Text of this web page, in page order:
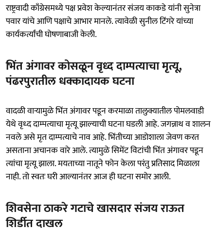
राष्ट्रवादी काँग्रेसमध्ये पक्ष प्रवेश केल्यानंतर संजय काकडे यांनी सुनेत्रा
पवार यांचे आणि पक्षाचे आभार मानले. त्यावेळी सुनील टिंगरे यांच्या
कार्यकर्त्यांची घोषणाबाजी केली.
भिंत अंगावर कोसळून वृध्द दाम्पत्याचा मृत्यू,
पंढरपुरातील धक्कादायक घटना
वादळी वाऱ्यामुळे भिंत अंगावर पडून करमाळा तालुक्यातील पोमलवाडी
येथे वृध्द दाम्पत्याचा मृत्यू झाल्याची घटना घडली आहे. जगन्नाथ व शालन
नवले असे मृत दाम्पत्याचे नाव आहे. भिंतीच्या आडोशाला जेवण करत
असताना अचानक वारे आले. त्यामुळे सिमेंट विटांची भिंत अंगावर पडून
त्यांचा मृत्यू झाला. मयताच्या नातूने फोन केला परंतु प्रतिसाद मिळाला
नाही. तो स्वतः घरी आल्यानंतर आज ही घटना समोर आली.
शिवसेना ठाकरे गटाचे खासदार संजय राऊत
शिर्डीत दाखल